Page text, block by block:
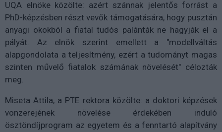
UQA elnöke közölte: azért szánnak jelentős forrást a
PhD-képzésben részt vevők támogatására, hogy pusztán
anyagi okokból a fiatal tudós palánták ne hagyják el a
pályát. Az elnök szerint emellett a "modellváltás
alapgondolata a teljesítmény, ezért a tudományt magas
szinten művelő fiatalok számának növelését" célozták
meg.
Miseta Attila, a PTE rektora közölte: a doktori képzések
vonzerejének növelése érdekében induló
ösztöndíjprogram az egyetem és a fenntartó alapítvány